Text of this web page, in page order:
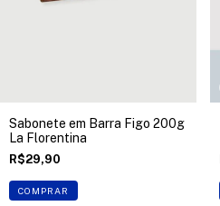
Sabonete em Barra Figo 200g
La Florentina
R$29,90
COMPRAR